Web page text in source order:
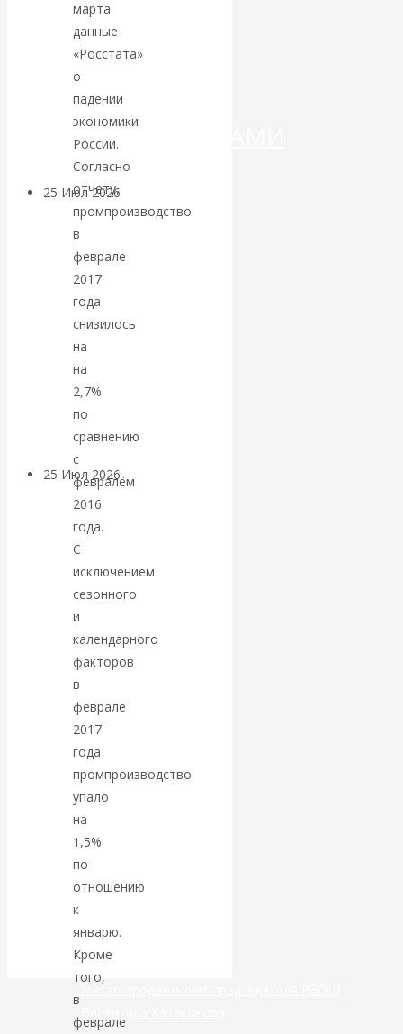
ДЕНЕГ»: КИТАЙ
ВЕДЁТ БОРЬБУ
КРИПТОВАЛЮТАМИ
25 Июл 2026
Валентин
КАтасонов.
Может ли
Америка
покинуть НАТО?
25 Июл 2026Комментарии,
интервью и беседы
«Об этом
молчат»:
экономист
Валентин
Катасонов
считает, что
кризис в
банковской
сфере России
уже начался
марта
данные
«Росстата»
о
падении
экономики
России.
Согласно
отчету,
промпроизводство
в
феврале
2017
года
снизилось
на
на
2,7%
по
сравнению
с
февралём
2016
года.
С
исключением
сезонного
и
календарного
факторов
в
феврале
2017
года
промпроизводство
упало
на
1,5%
по
отношению
к
январю.
Кроме
того,
в
феврале
Место продажи книг председателя РЭОШ